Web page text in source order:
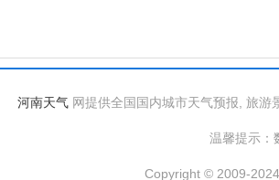
河南天气 网提供全国国内城市天气预报, 旅游
温馨提示：
Copyright © 2009-